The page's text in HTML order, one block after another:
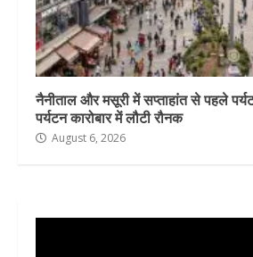
नैनीताल और मसूरी में सप्ताहांत से पहले
पर्यटन कारोबार में लौटी रौनक
August 6, 2026